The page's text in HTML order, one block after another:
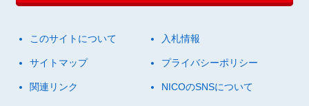
このサイトについて 入札情報
サイトマップ プライバシーポリシー
関連リンク NICOのSNSについて